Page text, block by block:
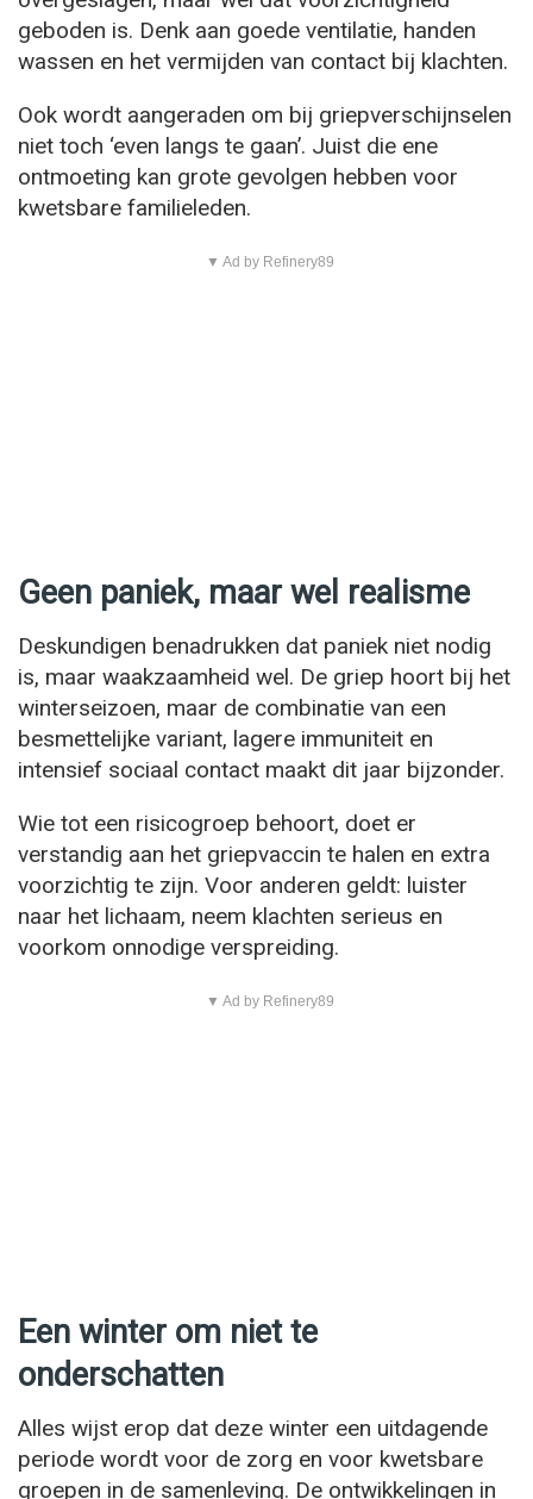
geboden is. Denk aan goede ventilatie, handen
wassen en het vermijden van contact bij klachten.
Ook wordt aangeraden om bij griepverschijnselen
niet toch ‘even langs te gaan’. Juist die ene
ontmoeting kan grote gevolgen hebben voor
kwetsbare familieleden.
▼ Ad by Refinery89
Geen paniek, maar wel realisme
Deskundigen benadrukken dat paniek niet nodig
is, maar waakzaamheid wel. De griep hoort bij het
winterseizoen, maar de combinatie van een
besmettelijke variant, lagere immuniteit en
intensief sociaal contact maakt dit jaar bijzonder.
Wie tot een risicogroep behoort, doet er
verstandig aan het griepvaccin te halen en extra
voorzichtig te zijn. Voor anderen geldt: luister
naar het lichaam, neem klachten serieus en
voorkom onnodige verspreiding.
▼ Ad by Refinery89
Een winter om niet te
onderschatten
Alles wijst erop dat deze winter een uitdagende
periode wordt voor de zorg en voor kwetsbare
groepen in de samenleving. De ontwikkelingen in